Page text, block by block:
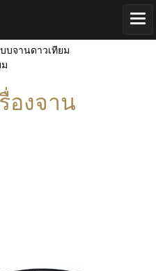
บจานดาวเทียม
องจาน